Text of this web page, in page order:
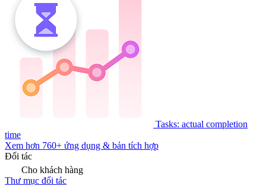
Tasks: actual completion
time
Xem hơn 760+ ứng dụng & bản tích hợp
Đối tác
Cho khách hàng
Thư mục đối tác